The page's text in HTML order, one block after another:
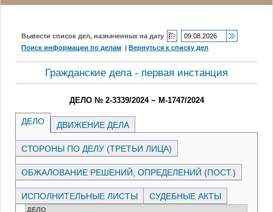
Вывести список дел, назначенных на дату
Поиск информации по делам |Вернуться к списку дел
Гражданские дела - первая инстанция
ДЕЛО № 2-3339/2024 ~ М-1747/2024
ДЕЛО ДВИЖЕНИЕ ДЕЛА
СТОРОНЫ ПО ДЕЛУ (ТРЕТЬИ ЛИЦА)
ОБЖАЛОВАНИЕ РЕШЕНИЙ, ОПРЕДЕЛЕНИЙ (ПОСТ.)
ИСПОЛНИТЕЛЬНЫЕ ЛИСТЫ СУДЕБНЫЕ АКТЫ
ДЕЛО